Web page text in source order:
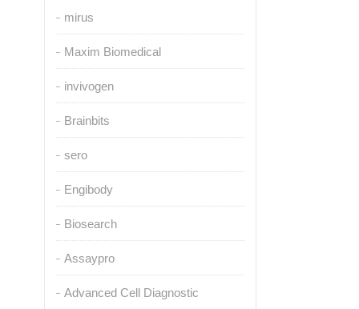
mirus
Maxim Biomedical
invivogen
Brainbits
sero
Engibody
Biosearch
Assaypro
Advanced Cell Diagnostic